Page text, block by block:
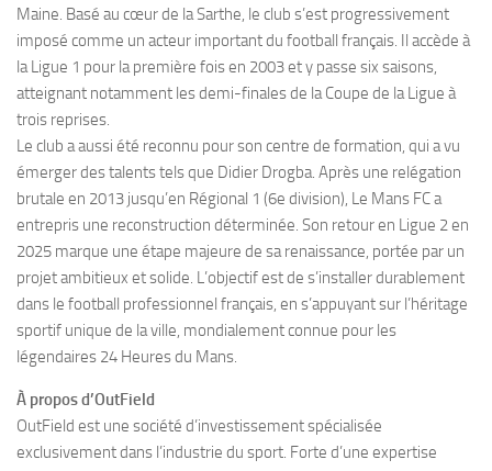
Maine. Basé au cœur de la Sarthe, le club s’est progressivement
imposé comme un acteur important du football français. Il accède à
la Ligue 1 pour la première fois en 2003 et y passe six saisons,
atteignant notamment les demi-finales de la Coupe de la Ligue à
trois reprises.
Le club a aussi été reconnu pour son centre de formation, qui a vu
émerger des talents tels que Didier Drogba. Après une relégation
brutale en 2013 jusqu’en Régional 1 (6e division), Le Mans FC a
entrepris une reconstruction déterminée. Son retour en Ligue 2 en
2025 marque une étape majeure de sa renaissance, portée par un
projet ambitieux et solide. L’objectif est de s’installer durablement
dans le football professionnel français, en s’appuyant sur l’héritage
sportif unique de la ville, mondialement connue pour les
légendaires 24 Heures du Mans.
À propos d’OutField
OutField est une société d’investissement spécialisée
exclusivement dans l’industrie du sport. Forte d’une expertise